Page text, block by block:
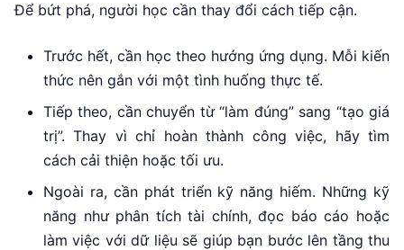
Để bứt phá, người học cần thay đổi cách tiếp cận.
Trước hết, cần học theo hướng ứng dụng. Mỗi kiến
thức nên gắn với một tình huống thực tế.
Tiếp theo, cần chuyển từ “làm đúng” sang “tạo giá
trị”. Thay vì chỉ hoàn thành công việc, hãy tìm
cách cải thiện hoặc tối ưu.
Ngoài ra, cần phát triển kỹ năng hiếm. Những kỹ
năng như phân tích tài chính, đọc báo cáo hoặc
làm việc với dữ liệu sẽ giúp bạn bước lên tầng thu